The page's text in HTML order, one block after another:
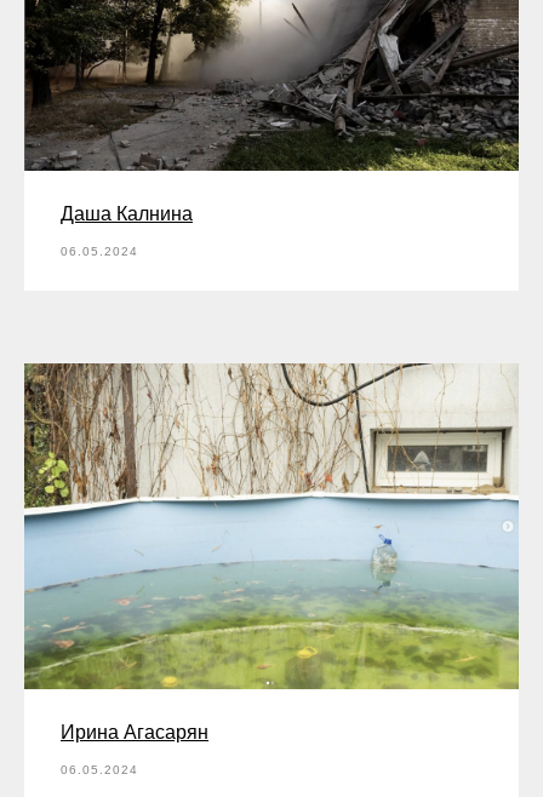
Даша Калнина
06.05.2024
Ирина Агасарян
06.05.2024